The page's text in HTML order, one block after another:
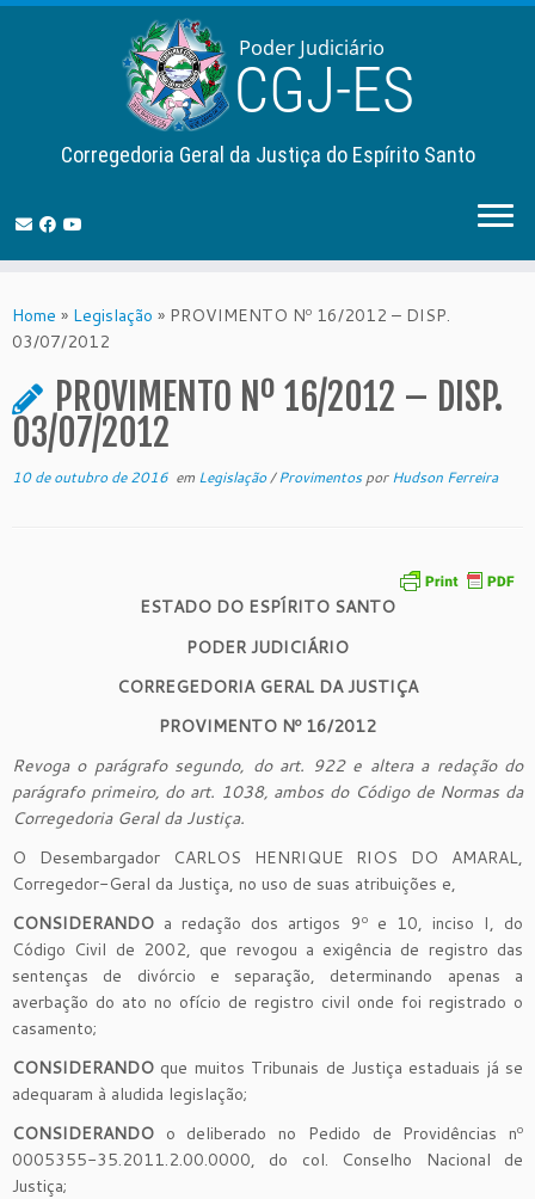
to
content
Corregedoria Geral da Justiça do Espírito Santo
Home » Legislação » PROVIMENTO Nº 16/2012 – DISP.
03/07/2012
PROVIMENTO Nº 16/2012 – DISP.
03/07/2012
10 de outubro de 2016 em Legislação/ProvimentosporHudson Ferreira
ESTADO DO ESPÍRITO SANTO
PODER JUDICIÁRIO
CORREGEDORIA GERAL DA JUSTIÇA
PROVIMENTO Nº 16/2012
Revoga o parágrafo segundo, do art. 922 e altera a redação do
parágrafo primeiro, do art. 1038, ambos do Código de Normas da
Corregedoria Geral da Justiça.
O Desembargador CARLOS HENRIQUE RIOS DO AMARAL,
Corregedor-Geral da Justiça, no uso de suas atribuições e,
CONSIDERANDO a redação dos artigos 9º e 10, inciso I, do
Código Civil de 2002, que revogou a exigência de registro das
sentenças de divórcio e separação, determinando apenas a
averbação do ato no ofício de registro civil onde foi registrado o
casamento;
CONSIDERANDO que muitos Tribunais de Justiça estaduais já se
adequaram à aludida legislação;
CONSIDERANDO o deliberado no Pedido de Providências nº
0005355-35.2011.2.00.0000, do col. Conselho Nacional de
Justiça;